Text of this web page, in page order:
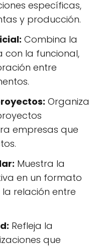
específicas,
y producción.
Combina la
con la funcional,
entre
Organiza
empresas que
Muestra la
en un formato
relación entre
Refleja la
que